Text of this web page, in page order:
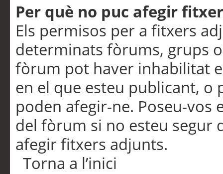
Per què no puc afegir
Els permisos per a fitxers
determinats fòrums, grups
fòrum pot haver inhabilitat
en el que esteu publicant,
poden afegir-ne. Poseu-vos
del fòrum si no esteu segur
afegir fitxers adjunts.
Torna a l’inici